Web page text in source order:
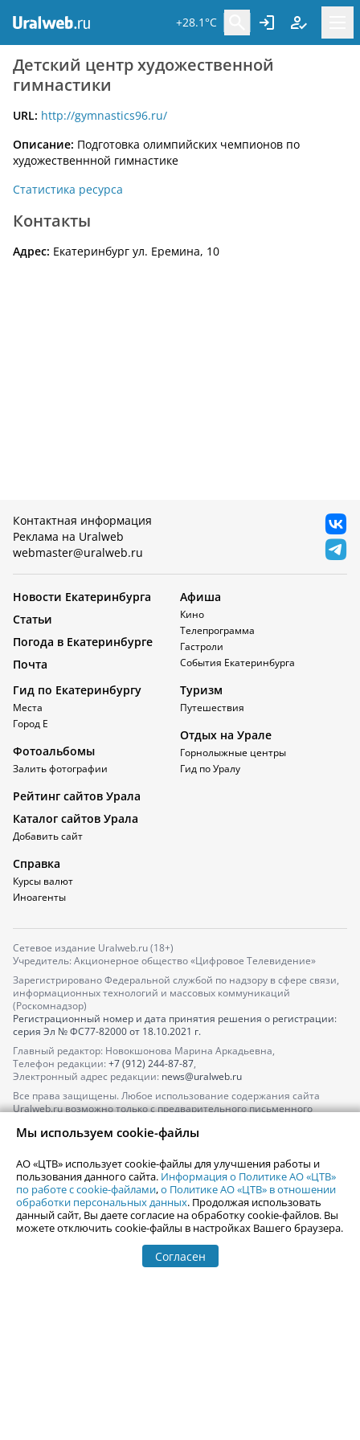
+28.1°C
Детский центр художественной
гимнастики
URL: http://gymnastics96.ru/
Описание: Подготовка олимпийских чемпионов по
художественнной гимнастике
Статистика ресурса
Контакты
Адрес: Екатеринбург ул. Еремина, 10
Контактная информация
Реклама на Uralweb
webmaster@uralweb.ru
Новости Екатеринбурга
Статьи
Погода в Екатеринбурге
Почта
Афиша
Кино
Телепрограмма
Гастроли
События Екатеринбурга
Гид по Екатеринбургу
Места
Город Е
Фотоальбомы
Залить фотографии
Туризм
Путешествия
Отдых на Урале
Горнолыжные центры
Гид по Уралу
Рейтинг сайтов Урала
Каталог сайтов Урала
Добавить сайт
Справка
Курсы валют
Иноагенты
Сетевое издание Uralweb.ru (18+)
Учредитель: Акционерное общество «Цифровое Телевидение»
Зарегистрировано Федеральной службой по надзору в сфере связи,
информационных технологий и массовых коммуникаций
(Роскомнадзор)
Регистрационный номер и дата принятия решения о регистрации:
серия Эл № ФС77-82000от 18.10.2021 г.
Главный редактор: Новокшонова Марина Аркадьевна,
Телефон редакции: +7 (912) 244-87-87,
Электронный адрес редакции: news@uralweb.ru
Все права защищены. Любое использование содержания сайта
Uralweb.ru возможно только с предварительного письменного
По вопросам размещения рекламы обращайтесь по тел.
По вопросам размещения информации в разделе «Афиша»
afisha@uralweb.ru
Пользовательское соглашение на использование сайта
Политика АО «ЦТВ» в отношении обработки персональных данных
Мы используем cookie-файлы
АО «ЦТВ» использует cookie-файлы для улучшения работы и
пользования данного сайта. Информация о Политике АО «ЦТВ»
по работе с cookie-файлами,о Политике АО «ЦТВ» в отношении
обработки персональных данных. Продолжая использовать
данный сайт, Вы даете согласие на обработку cookie-файлов. Вы
можете отключить cookie-файлы в настройках Вашего браузера.
Согласен